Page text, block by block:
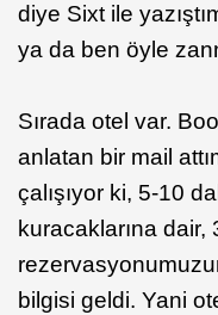
diye Sixt ile
ya da ben öyle
Sırada otel var.
anlatan bir mail
çalışıyor ki, 5-10
kuracaklarına
bilgisi geldi. Yani